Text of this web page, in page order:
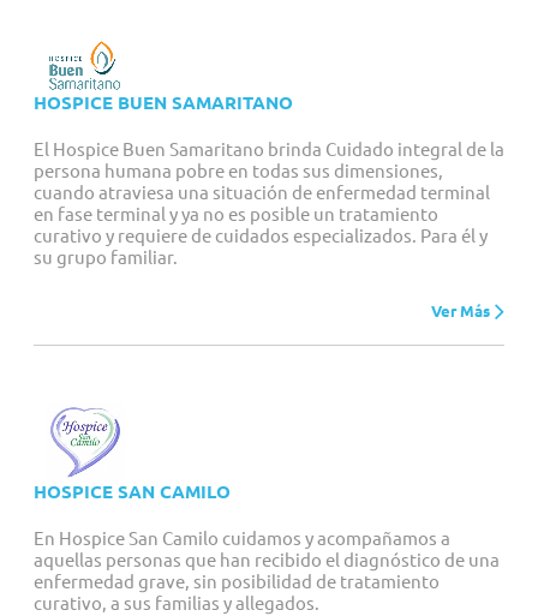
HOSPICE BUEN SAMARITANO
El Hospice Buen Samaritano brinda Cuidado integral de la
persona humana pobre en todas sus dimensiones,
cuando atraviesa una situación de enfermedad terminal
en fase terminal y ya no es posible un tratamiento
curativo y requiere de cuidados especializados. Para él y
su grupo familiar.
Ver Más
HOSPICE SAN CAMILO
En Hospice San Camilo cuidamos y acompañamos a
aquellas personas que han recibido el diagnóstico de una
enfermedad grave, sin posibilidad de tratamiento
curativo, a sus familias y allegados.